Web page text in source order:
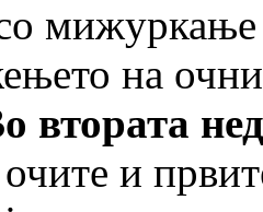
мижуркање
на
втората
и